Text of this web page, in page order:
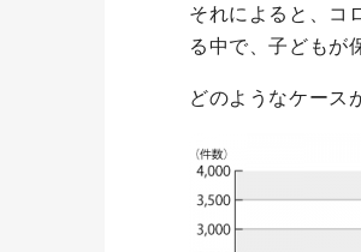
それによると、コ
る中で、子どもが
どのようなケース